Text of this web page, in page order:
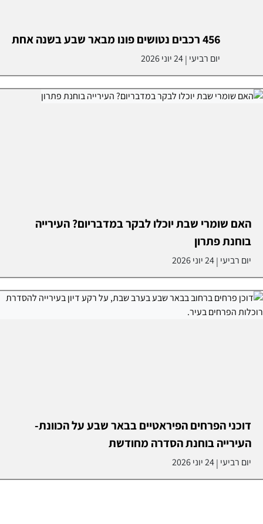
456 רכבים נטושים פונו מבאר שבע בשנה אחת
יום רביעי |24 יוני 2026
האם שומרי שבת יוכלו לבקר במדבריום? העירייה
בוחנת פתרון
יום רביעי |24 יוני 2026
דוכני הפרחים הפיראטיים בבאר שבע על הכוונת-
העירייה בוחנת הסדרה מחודשת
יום רביעי |24 יוני 2026